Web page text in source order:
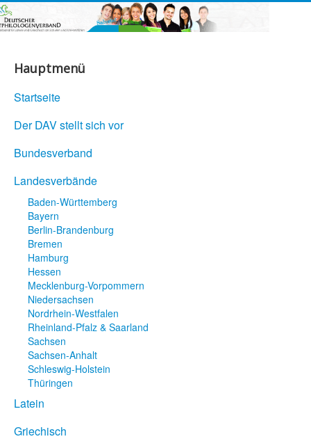
Hauptmenü
Startseite
Der DAV stellt sich vor
Bundesverband
Landesverbände
Baden-Württemberg
Bayern
Berlin-Brandenburg
Bremen
Hamburg
Hessen
Mecklenburg-Vorpommern
Niedersachsen
Nordrhein-Westfalen
Rheinland-Pfalz & Saarland
Sachsen
Sachsen-Anhalt
Schleswig-Holstein
Thüringen
Latein
Griechisch